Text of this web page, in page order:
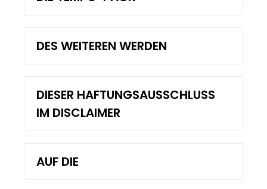
DES WEITEREN WERDEN
DIESER HAFTUNGSAUSSCHLUSS
IM DISCLAIMER
AUF DIE